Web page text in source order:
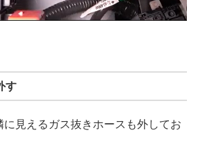
す
見えるガス抜きホースも外してお